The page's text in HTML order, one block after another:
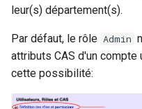
leur(s) département(s).
Par défaut, le rôle Admin
attributs CAS d'un compte
cette possibilité: